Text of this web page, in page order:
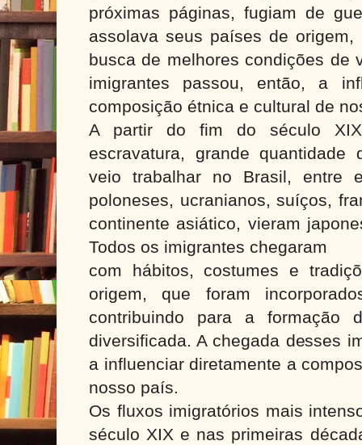
próximas páginas, fugiam de
assolava seus países de
busca de melhores condições de
imigrantes passou, então, a
composição étnica e cultural de
A partir do fim do século
escravatura, grande quantidade
veio trabalhar no Brasil, entre
poloneses, ucranianos, suíços,
continente asiático, vieram
Todos os imigrantes chegaram
com hábitos, costumes e
origem, que foram
contribuindo para a formação
diversificada. A chegada desses
a influenciar diretamente a
nosso país.
Os fluxos imigratórios mais
século XIX e nas primeiras